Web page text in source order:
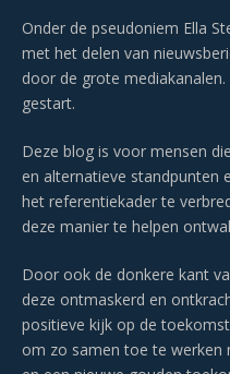
Onder de pseudoniem Ella
met het delen van
door de grote
gestart.
Deze blog is voor mensen
en alternatieve standpunten
het referentiekader te
deze manier te helpen
Door ook de donkere kant
deze ontmaskerd en
positieve kijk op de
om zo samen toe te werken